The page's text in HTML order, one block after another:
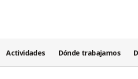
Actividades Dónde trabajamos